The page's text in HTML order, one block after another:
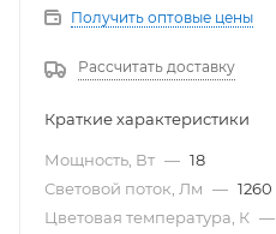
Получить оптовые цены
Рассчитать доставку
Краткие характеристики
Мощность, Вт — 18
Световой поток, Лм — 1260
Цветовая температура, К —